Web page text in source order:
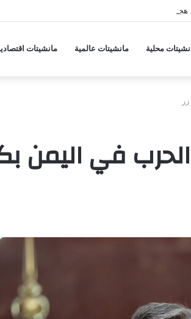
منسقة من حلفاء لإيران
محلية مانشيتات عالمية مانشيتات
في اليمن